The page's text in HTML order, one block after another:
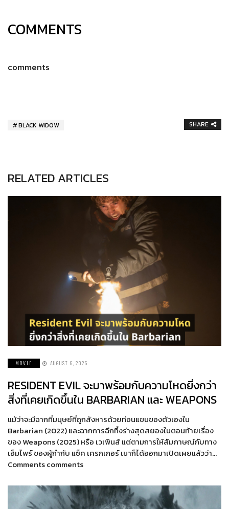
COMMENTS
comments
BLACK WIDOW SHARE
RELATED ARTICLES
MOVIE AUGUST 6, 2026
RESIDENT EVIL จะมาพร้อมกับความโหดยิ่งกว่า
สิ่งที่เคยเกิดขึ้นใน BARBARIAN และ WEAPONS
แม้ว่าจะมีฉากที่มนุษย์ที่ถูกสังหารด้วยท่อนแขนของตัวเองใน
Barbarian (2022) และฉากการฉีกทึ้งร่างสุดสยองในตอนท้ายเรื่อง
ของ Weapons (2025) หรือ เวเพินส์ แต่ตามการให้สัมภาษณ์กับทาง
เอ็มไพร์ ของผู้กำกับ แซ็ค เครกเกอร์ เขาก็ได้ออกมาเปิดเผยแล้วว่า…
Comments comments